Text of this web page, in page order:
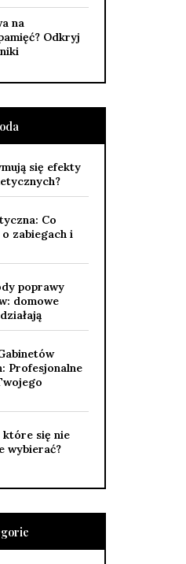
na
Odkryj
się efekty
Co
zabiegach i
poprawy
domowe
Profesjonalne
które się nie
wybierać?